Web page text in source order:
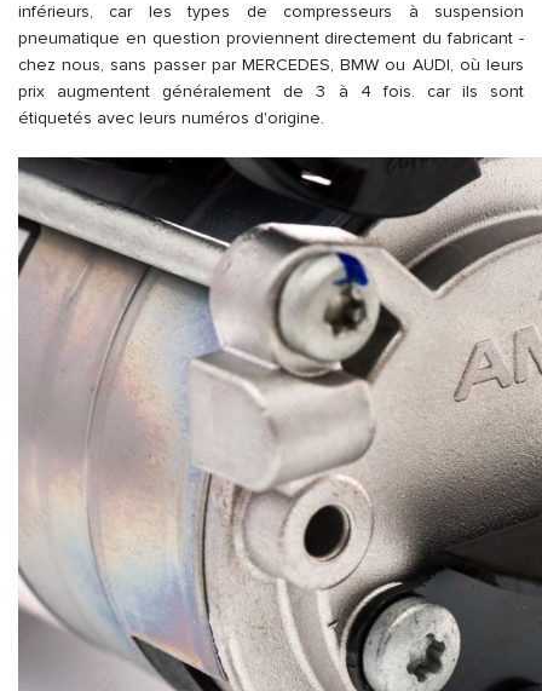
inférieurs, car les types de compresseurs à suspension
pneumatique en question proviennent directement du fabricant -
chez nous, sans passer par MERCEDES, BMW ou AUDI, où leurs
prix augmentent généralement de 3 à 4 fois. car ils sont
étiquetés avec leurs numéros d'origine.